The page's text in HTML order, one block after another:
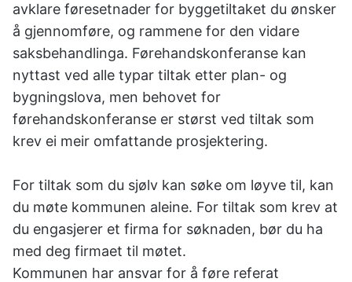
u
n
e
avklare føresetnader for byggetiltaket du ønsker
å gjennomføre, og rammene for den vidare
saksbehandlinga. Førehandskonferanse kan
nyttast ved alle typar tiltak etter plan- og
bygningslova, men behovet for
førehandskonferanse er størst ved tiltak som
krev ei meir omfattande prosjektering.
For tiltak som du sjølv kan søke om løyve til, kan
du møte kommunen aleine. For tiltak som krev at
du engasjerer et firma for søknaden, bør du ha
med deg firmaet til møtet.
Kommunen har ansvar for å føre referat